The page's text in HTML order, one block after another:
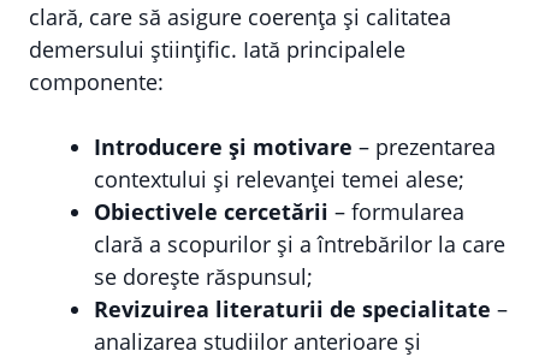
clară, care să asigure coerența și calitatea
demersului științific. Iată principalele
componente:
Introducere și motivare – prezentarea
contextului și relevanței temei alese;
Obiectivele cercetării – formularea
clară a scopurilor și a întrebărilor la care
se dorește răspunsul;
Revizuirea literaturii de specialitate –
analizarea studiilor anterioare și